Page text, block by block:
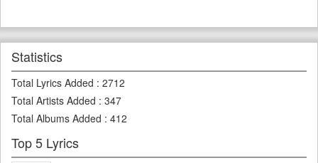
Statistics
Total Lyrics Added : 2712
Total Artists Added : 347
Total Albums Added : 412
Top 5 Lyrics